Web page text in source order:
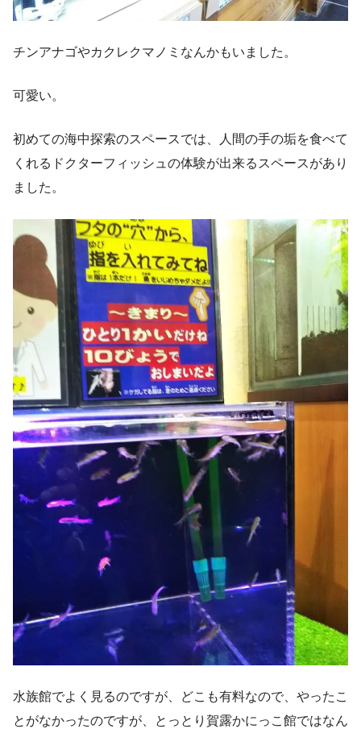
チンアナゴやカクレクマノミなんかもいました。
可愛い。
初めての海中探索のスペースでは、人間の手の垢を食べて
くれるドクターフィッシュの体験が出来るスペースがあり
ました。
水族館でよく見るのですが、どこも有料なので、やったこ
とがなかったのですが、とっとり賀露かにっこ館ではなん